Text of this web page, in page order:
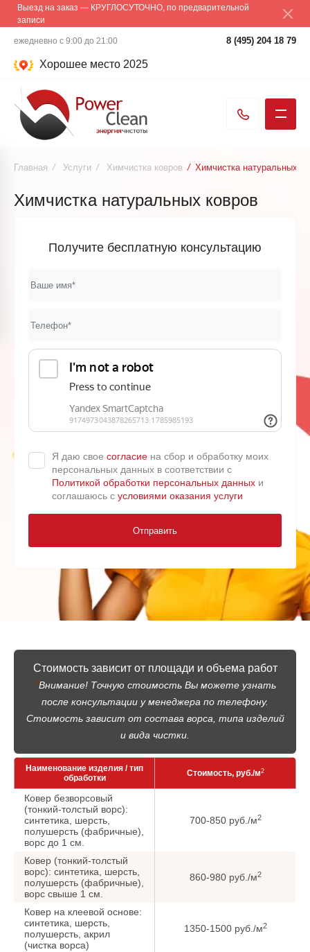
Выезд на заказ — КРУГЛОСУТОЧНО, по предварительной
записи
ежедневно с 9:00 до 21:00 8 (495) 204 18 79
Хорошее место 2025
Главная / Услуги / Химчистка ковров / Химчистка натуральных
Химчистка натуральных ковров
Получите бесплатную консультацию
Отправить
Я даю свое согласие на сбор и обработку моих
персональных данных в соответствии с
Политикой обработки персональных данных и
соглашаюсь с условиями оказания услуги
Стоимость зависит от площади и объема работ
*Внимание! Точную стоимость Вы можете узнать
после консультации у менеджера по телефону.
Стоимость зависит от состава ворса, типа изделий
и вида чистки.
Наименование изделия / тип
обработки
Стоимость, руб./м2
Ковер безворсовый
(тонкий-толстый ворс):
синтетика, шерсть,
полушерсть (фабричные),
ворс до 1 см.
700-850 руб./м2
Ковер (тонкий-толстый
ворс): синтетика, шерсть,
полушерсть (фабричные),
ворс cвыше 1 см.
860-980 руб./м2
Ковер на клеевой основе:
синтетика, шерсть,
полушерсть, акрил
(чистка ворса)
1350-1500 руб./м2